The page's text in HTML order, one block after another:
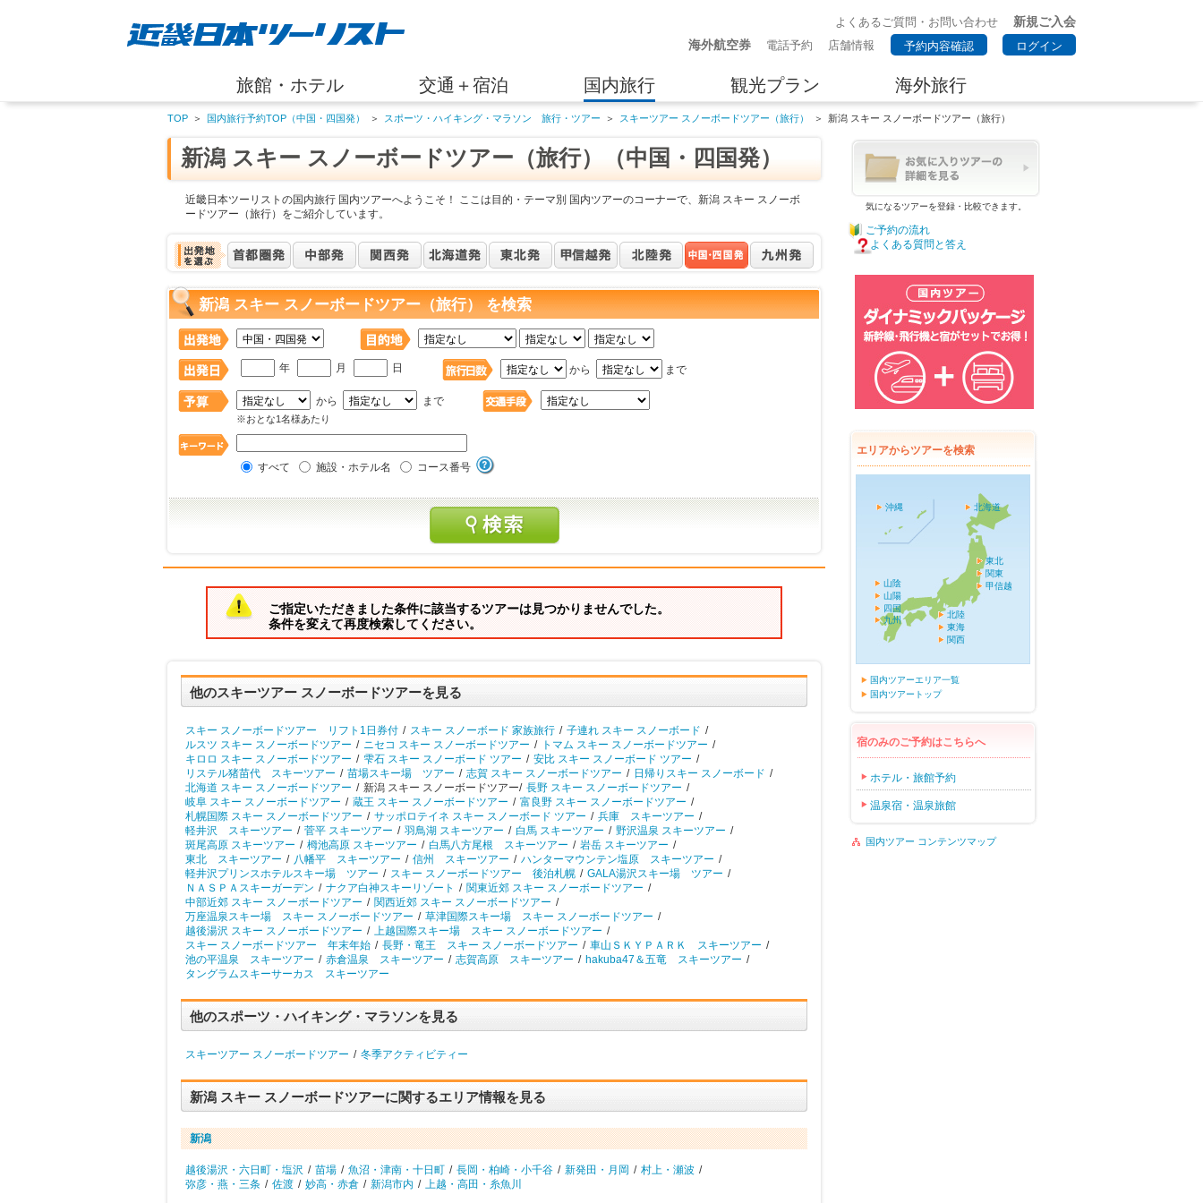
よくあるご質問・お問い合わせ
新規ご入会
海外航空券
電話予約 店舗情報 予約内容確認 ログイン
旅館・ホテル 交通＋宿泊 国内旅行 観光プラン 海外旅行
TOP ＞ 国内旅行予約TOP（中国・四国発） ＞ スポーツ・ハイキング・マラソン 旅行・ツアー ＞ スキーツアー スノーボードツアー（旅行） ＞ 新潟 スキー スノーボードツアー（旅行）
新潟 スキー スノーボードツアー（旅行）（中国・四国発）
近畿日本ツーリストの国内旅行 国内ツアーへようこそ！ ここは目的・テーマ別 国内ツアーのコーナーで、新潟 スキー スノーボ
ードツアー（旅行）をご紹介しています。
新潟 スキー スノーボードツアー（旅行） を検索
年 月 日 から まで
から まで
※おとな1名様あたり
すべて 施設・ホテル名 コース番号
ご指定いただきました条件に該当するツアーは見つかりませんでした。
条件を変えて再度検索してください。
他のスキーツアー スノーボードツアーを見る
スキー スノーボードツアー リフト1日券付 / スキー スノーボード 家族旅行 / 子連れ スキー スノーボード /
ルスツ スキー スノーボードツアー / ニセコ スキー スノーボードツアー / トマム スキー スノーボードツアー /
キロロ スキー スノーボードツアー / 雫石 スキー スノーボード ツアー / 安比 スキー スノーボード ツアー /
リステル猪苗代 スキーツアー / 苗場スキー場 ツアー / 志賀 スキー スノーボードツアー / 日帰りスキー スノーボード /
北海道 スキー スノーボードツアー / 新潟 スキー スノーボードツアー/ 長野 スキー スノーボードツアー /
岐阜 スキー スノーボードツアー / 蔵王 スキー スノーボードツアー / 富良野 スキー スノーボードツアー /
札幌国際 スキー スノーボードツアー / サッポロテイネ スキー スノーボード ツアー / 兵庫 スキーツアー /
軽井沢 スキーツアー / 菅平 スキーツアー / 羽鳥湖 スキーツアー / 白馬 スキーツアー / 野沢温泉 スキーツアー /
斑尾高原 スキーツアー / 栂池高原 スキーツアー / 白馬八方尾根 スキーツアー / 岩岳 スキーツアー /
東北 スキーツアー / 八幡平 スキーツアー / 信州 スキーツアー / ハンターマウンテン塩原 スキーツアー /
軽井沢プリンスホテルスキー場 ツアー / スキー スノーボードツアー 後泊札幌 / GALA湯沢スキー場 ツアー /
ＮＡＳＰＡスキーガーデン / ナクア白神スキーリゾート / 関東近郊 スキー スノーボードツアー /
中部近郊 スキー スノーボードツアー / 関西近郊 スキー スノーボードツアー /
万座温泉スキー場 スキー スノーボードツアー / 草津国際スキー場 スキー スノーボードツアー /
越後湯沢 スキー スノーボードツアー / 上越国際スキー場 スキー スノーボードツアー /
スキー スノーボードツアー 年末年始 / 長野・竜王 スキー スノーボードツアー / 車山ＳＫＹＰＡＲＫ スキーツアー /
池の平温泉 スキーツアー / 赤倉温泉 スキーツアー / 志賀高原 スキーツアー / hakuba47＆五竜 スキーツアー /
タングラムスキーサーカス スキーツアー
他のスポーツ・ハイキング・マラソンを見る
スキーツアー スノーボードツアー / 冬季アクティビティー
新潟 スキー スノーボードツアーに関するエリア情報を見る
新潟
越後湯沢・六日町・塩沢 / 苗場 / 魚沼・津南・十日町 / 長岡・柏崎・小千谷 / 新発田・月岡 / 村上・瀬波 /
弥彦・燕・三条 / 佐渡 / 妙高・赤倉 / 新潟市内 / 上越・高田・糸魚川
気になるツアーを登録・比較できます。
ご予約の流れ
よくある質問と答え
エリアからツアーを検索
北海道
東北
関東
甲信越
北陸
東海
関西
山陰
山陽
四国
九州
沖縄
国内ツアーエリア一覧
国内ツアートップ
宿のみのご予約はこちらへ
ホテル・旅館予約
温泉宿・温泉旅館
国内ツアー コンテンツマップ